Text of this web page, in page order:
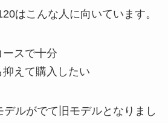
はこんな人に向いています。
スで十分
えて購入したい
ルがでて旧モデルとなりまし